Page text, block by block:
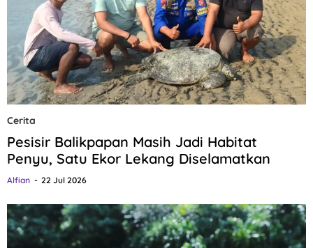
Cerita
Pesisir Balikpapan Masih Jadi Habitat
Penyu, Satu Ekor Lekang Diselamatkan
Alfian 22 Jul 2026